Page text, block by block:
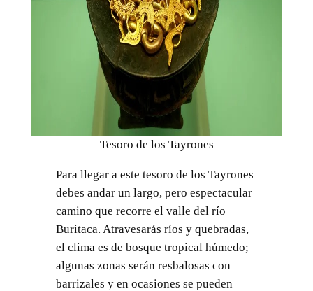
Tesoro de los Tayrones
Para llegar a este tesoro de los Tayrones
debes andar un largo, pero espectacular
camino que recorre el valle del río
Buritaca. Atravesarás ríos y quebradas,
el clima es de bosque tropical húmedo;
algunas zonas serán resbalosas con
barrizales y en ocasiones se pueden